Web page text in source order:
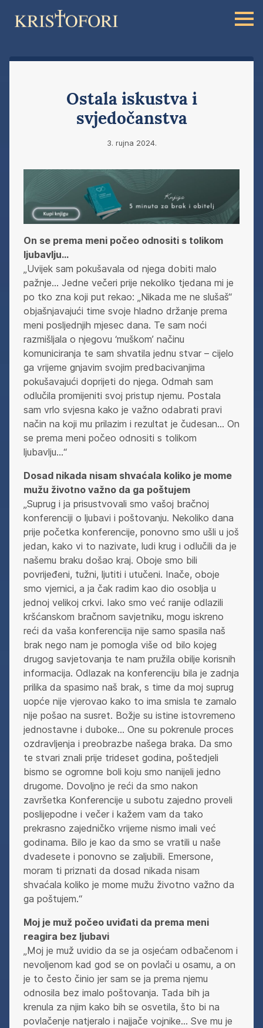
Ostala iskustva i
svjedočanstva
3. rujna 2024.
On se prema meni počeo odnositi s tolikom
ljubavlju…
„Uvijek sam pokušavala od njega dobiti malo
pažnje… Jedne večeri prije nekoliko tjedana mi je
po tko zna koji put rekao: „Nikada me ne slušaš“
objašnjavajući time svoje hladno držanje prema
meni posljednjih mjesec dana. Te sam noći
razmišljala o njegovu ‘muškom’ načinu
komuniciranja te sam shvatila jednu stvar – cijelo
ga vrijeme gnjavim svojim predbacivanjima
pokušavajući doprijeti do njega. Odmah sam
odlučila promijeniti svoj pristup njemu. Postala
sam vrlo svjesna kako je važno odabrati pravi
način na koji mu prilazim i rezultat je čudesan… On
se prema meni počeo odnositi s tolikom
ljubavlju…“
Dosad nikada nisam shvaćala koliko je mome
mužu životno važno da ga poštujem
„Suprug i ja prisustvovali smo vašoj bračnoj
konferenciji o ljubavi i poštovanju. Nekoliko dana
prije početka konferencije, ponovno smo ušli u još
jedan, kako vi to nazivate, ludi krug i odlučili da je
našemu braku došao kraj. Oboje smo bili
povrijeđeni, tužni, ljutiti i utučeni. Inače, oboje
smo vjernici, a ja čak radim kao dio osoblja u
jednoj velikoj crkvi. Iako smo već ranije odlazili
kršćanskom bračnom savjetniku, mogu iskreno
reći da vaša konferencija nije samo spasila naš
brak nego nam je pomogla više od bilo kojeg
drugog savjetovanja te nam pružila obilje korisnih
informacija. Odlazak na konferenciju bila je zadnja
prilika da spasimo naš brak, s time da moj suprug
uopće nije vjerovao kako to ima smisla te zamalo
nije pošao na susret. Božje su istine istovremeno
jednostavne i duboke… One su pokrenule proces
ozdravljenja i preobrazbe našega braka. Da smo
te stvari znali prije trideset godina, poštedjeli
bismo se ogromne boli koju smo nanijeli jedno
drugome. Dovoljno je reći da smo nakon
završetka Konferencije u subotu zajedno proveli
poslijepodne i večer i kažem vam da tako
prekrasno zajedničko vrijeme nismo imali već
godinama. Bilo je kao da smo se vratili u naše
dvadesete i ponovno se zaljubili. Emersone,
moram ti priznati da dosad nikada nisam
shvaćala koliko je mome mužu životno važno da
ga poštujem.“
Moj je muž počeo uviđati da prema meni
reagira bez ljubavi
„Moj je muž uvidio da se ja osjećam odbačenom i
nevoljenom kad god se on povlači u osamu, a on
je to često činio jer sam se ja prema njemu
odnosila bez imalo poštovanja. Tada bih ja
krenula za njim kako bih se osvetila, što bi na
povlačenje natjeralo i najjače vojnike… Sve mu je